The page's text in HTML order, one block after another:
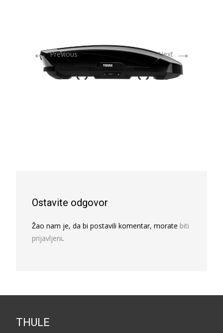
←Previous Next →
Ostavite odgovor
Žao nam je, da bi postavili komentar, morate biti
prijavljeni.
THULE